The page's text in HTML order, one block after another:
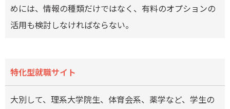
めには、情報の種類だけではなく、有料のオプションの
活用も検討しなければならない。
特化型就職サイト
大別して、理系大学院生、体育会系、薬学など、学生の